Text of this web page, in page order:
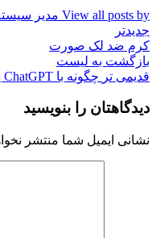
View all posts by مدیر سیستم
جدیدتر
کرم ضد لک صورت
بازگشت به لیست
قدیمی تر چگونه با ChatGPT یک موضوع دقیق برای مقاله علمی انتخاب کنیم؟ (راهنمای کامل و کاربردی)
دیدگاهتان را بنویسید
نشانی ایمیل شما منتشر